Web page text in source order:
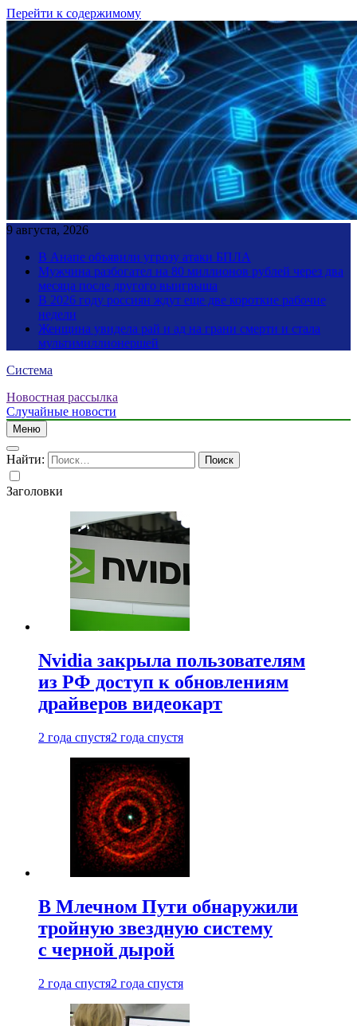
Перейти к содержимому
9 августа, 2026
В Анапе объявили угрозу атаки БПЛА
Мужчина разбогател на 80 миллионов рублей через два
месяца после другого выигрыша
В 2026 году россиян ждут еще две короткие рабочие
недели
Женщина увидела рай и ад на грани смерти и стала
мультимиллионершей
Система
Новостная рассылка
Случайные новости
Меню
Найти:
Заголовки
Nvidia закрыла пользователям
из РФ доступ к обновлениям
драйверов видеокарт
2 года спустя2 года спустя
В Млечном Пути обнаружили
тройную звездную систему
с черной дырой
2 года спустя2 года спустя